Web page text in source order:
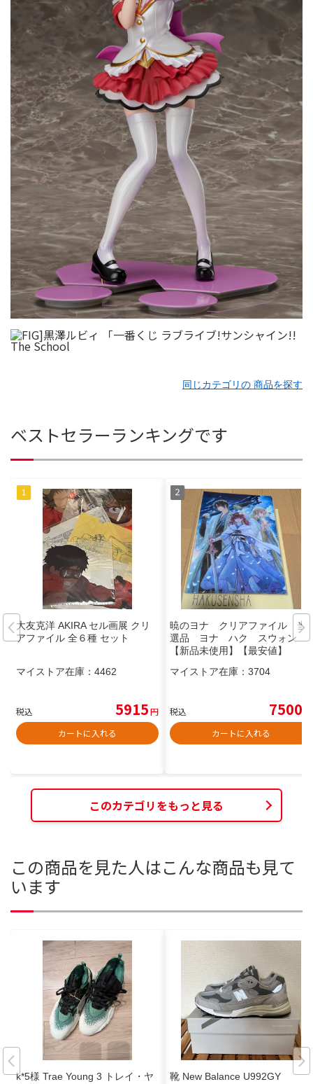
同じカテゴリの 商品を探す
ベストセラーランキングです
大友克洋 AKIRA セル画展 クリ
アファイル 全６種 セット
マイストア在庫： 4462
税込 5915円
カートに入れる
暁のヨナ クリアファイル 当
選品 ヨナ ハク スウォン
【新品未使用】【最安値】
マイストア在庫： 3704
税込 7500
カートに入れる
このカテゴリをもっと見る
この商品を見た人はこんな商品も見て
います
k*5様 Trae Young 3 トレイ・ヤ
靴 New Balance U992GY